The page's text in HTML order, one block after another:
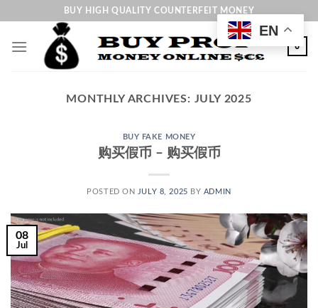
content
BUY HIGH QUALITY COUNTERFEIT MONEY
0
MONTHLY ARCHIVES: JULY 2025
BUY FAKE MONEY
购买假币 – 购买假币
POSTED ON JULY 8, 2025 BY ADMIN
08
Jul
EN